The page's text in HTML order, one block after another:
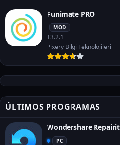
Funimate PRO
MOD
13.2.1
Pixery Bilgi Teknolojileri
ÚLTIMOS PROGRAMAS
Wondershare Repairit
PC